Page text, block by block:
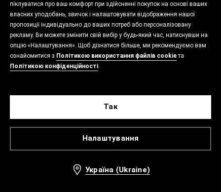
піклуватися про ваш комфорт при здійсненні покупок на основі ваших
власних уподобань, звичок і налаштовувати відображення нашої
пропозиції індивідуально до ваших потреб або персоналізовану
рекламу. Ви можете змінити свій вибір у будь-який час, натиснувши на
опцію «Налаштування». Щоб дізнатися більше, ми рекомендуємо вам
ознайомитися з Політикою використання файлів cookieта
Політикою конфіденційності.
Налаштування
Так
Україна (Ukraine)